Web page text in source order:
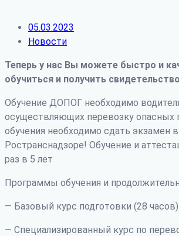
05.03.2023
Новости
Теперь у нас Вы можете быстро и
обучиться и получить
Обучение ДОПОГ необходимо
осуществляющих перевозку опасных
обучения необходимо сдать экзамен в
Ространснадзоре! Обучение и
раз в 5 лет
Программы обучения и
— Базовый курс подготовки (28 часов)
— Специализированный курс по